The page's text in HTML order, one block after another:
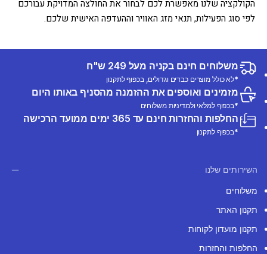
הקולקציה שלנו מאפשרת לכם לבחור את החולצה המדויקת עבורכם
לפי סוג הפעילות, תנאי מזג האוויר וההעדפה האישית שלכם.
משלוחים חינם בקניה מעל 249 ש"ח
*לא כולל מוצרים כבדים וגדולים, בכפוף לתקנון
מזמינים ואוספים את ההזמנה מהסניף באותו היום
*בכפוף למלאי ולמדיניות משלוחים
החלפות והחזרות חינם עד 365 ימים ממועד הרכישה
*בכפוף לתקנון
השירותים שלנו
משלוחים
תקנון האתר
תקנון מועדון לקוחות
החלפות והחזרות